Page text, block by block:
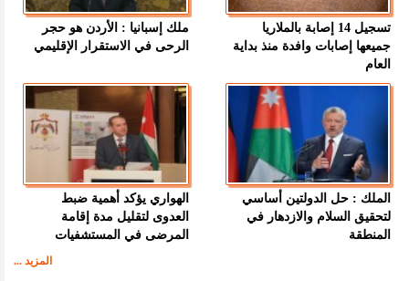
تسجيل 14 إصابة بالملاريا
جميعها إصابات وافدة منذ بداية
العام
ملك إسبانيا : الأردن هو حجر
الرحى في الاستقرار الإقليمي
الملك : حل الدولتين أساسي
لتحقيق السلام والازدهار في
المنطقة
الهواري يؤكد أهمية ضبط
العدوى لتقليل مدة إقامة
المرضى في المستشفيات
المزيد ...